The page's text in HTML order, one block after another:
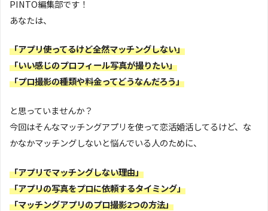
PINTO編集部です！
あなたは、
「アプリ使ってるけど全然マッチングしない」
「いい感じのプロフィール写真が撮りたい」
「プロ撮影の種類や料金ってどうなんだろう」
と思っていませんか？
今回はそんなマッチングアプリを使って恋活婚活してるけど、な
かなかマッチングしないと悩んでいる人のために、
「アプリでマッチングしない理由」
「アプリの写真をプロに依頼するタイミング」
「マッチングアプリのプロ撮影2つの方法」